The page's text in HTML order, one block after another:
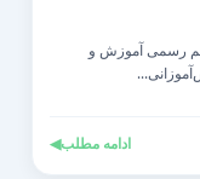
رسمی آموزش و
ادامه مطلب◀